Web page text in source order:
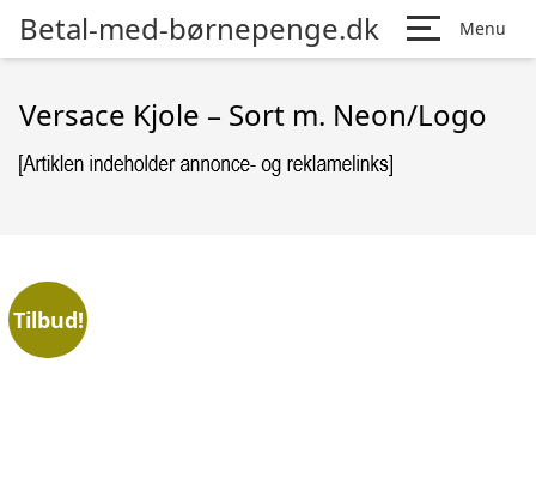
Betal-med-børnepenge.dk Menu
Versace Kjole – Sort m. Neon/Logo
Tilbud!